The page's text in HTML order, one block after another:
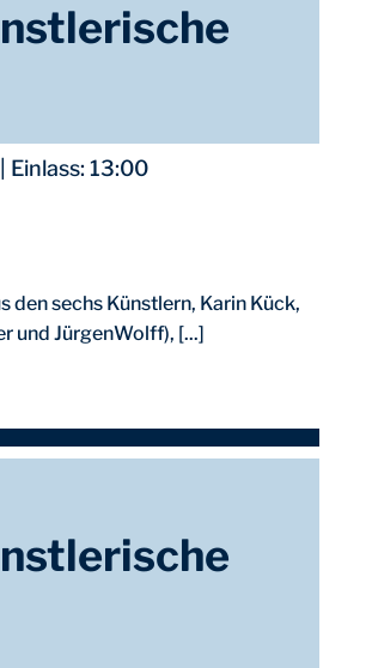
Einlass: 13:00
den sechs Künstlern, Karin Kück,
und JürgenWolff), [...]